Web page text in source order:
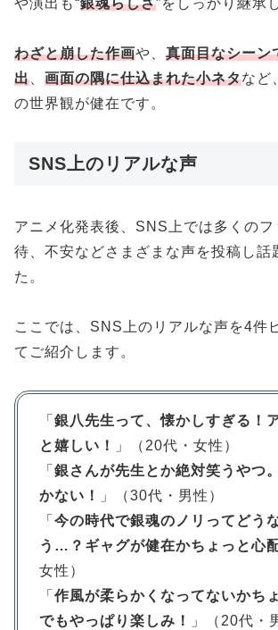
や演出も“銀魂らしさ”をしっかり継承
わざと崩した作画や、 真面目なシーン
出
画面の隅に仕込まれた小ネタなど
の世界観が健在です。
SNS上のリアルな声
アニメ化発表後、SNS上では多くのフ
待、不安などさまざまな声を投稿し話
た。
ここでは、SNS上のリアルな声を4件
てご紹介します。
「 銀八先生って、懐かしすぎる！
と嬉しい！
」（20代・女性）
「 銀さんが先生とか絶対笑うやつ
かない！
」（30代・男性）
「 今の時代で銀魂のノリってどう
う…？ギャグが健在かちょっと心
女性）
「 作風が柔らかくなってないかち
でもやっぱり楽しみ！
」（20代・